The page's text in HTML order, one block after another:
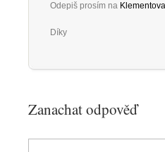
Odepiš prosím na
Díky
Zanachat odpověď